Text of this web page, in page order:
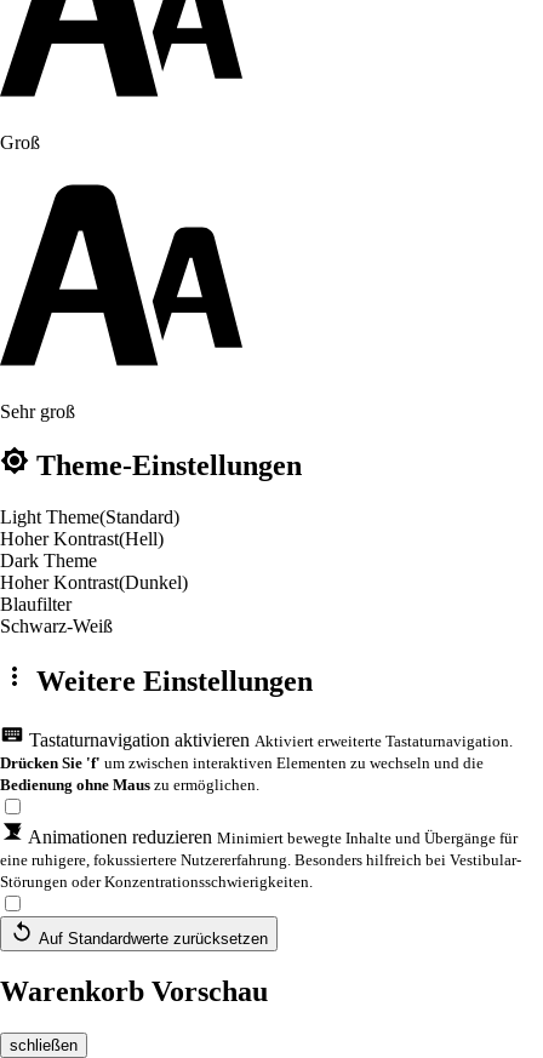
Groß
Sehr groß
Theme-Einstellungen
Light Theme(Standard)
Hoher Kontrast(Hell)
Dark Theme
Hoher Kontrast(Dunkel)
Blaufilter
Schwarz-Weiß
Weitere Einstellungen
Tastaturnavigation aktivieren Aktiviert erweiterte Tastaturnavigation.
Drücken Sie 'f' um zwischen interaktiven Elementen zu wechseln und die
Bedienung ohne Maus zu ermöglichen.
Animationen reduzieren Minimiert bewegte Inhalte und Übergänge für
eine ruhigere, fokussiertere Nutzererfahrung. Besonders hilfreich bei Vestibular-
Störungen oder Konzentrationsschwierigkeiten.
Auf Standardwerte zurücksetzen
Warenkorb Vorschau
schließen